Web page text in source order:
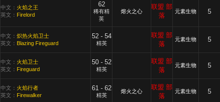
中文： 火焰之王
英文： Firelord
62
稀有精
英
熔火之心
联盟 部
落
元素生物 5
中文： 炽热火焰卫士
英文： Blazing Fireguard
52 - 54
精英
联盟 部
落
元素生物 5
中文： 火焰卫士
英文： Fireguard
50 - 52
精英
联盟 部
落
元素生物 5
中文： 火焰行者
英文： Firewalker
61 - 62
精英
熔火之心
联盟 部
落
元素生物 5